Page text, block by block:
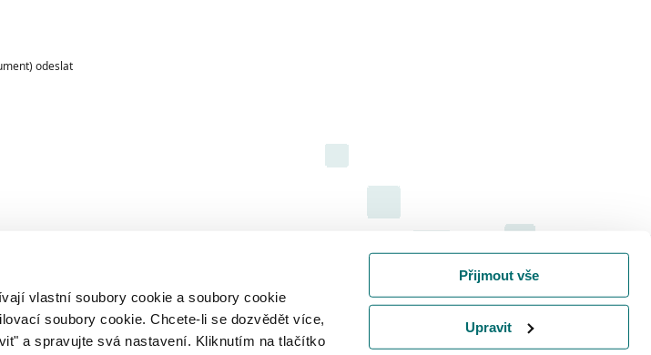
vlastní soubory cookie a soubory cookie
soubory cookie. Chcete-li se dozvědět více,
a spravujte svá nastavení. Kliknutím na tlačítko
Přijmout vše
Upravit
odeslat